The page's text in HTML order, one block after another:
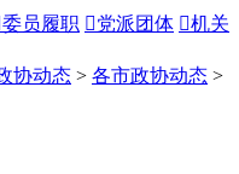
委员履职 党派团体 机关
协动态 > 各市政协动态 >